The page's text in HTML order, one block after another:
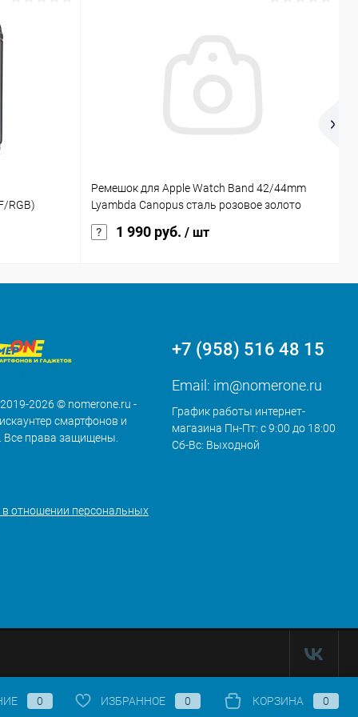
RGB)
Ремешок для Apple Watch Band 42/44mm
Lyambda Canopus сталь розовое золото
1 990 руб. / шт
2026 © nomerone.ru -
смартфонов и
Все права защищены.
в отношении персональных
+7 (958) 516 48 15
Email: im@nomerone.ru
График работы интернет-
магазина Пн-Пт: с 9:00 до 18:00
Сб-Вс: Выходной
0 ИЗБРАННОЕ 0 КОРЗИНА 0